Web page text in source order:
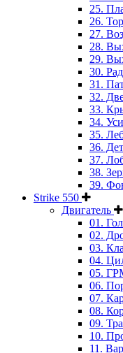
25.
26.
27.
28.
29.
30.
31.
32.
33.
34.
35.
36.
37.
38.
39.
Strike 550
Двигатель
01.
02.
03.
04.
05.
06.
07.
08.
09.
10.
11.